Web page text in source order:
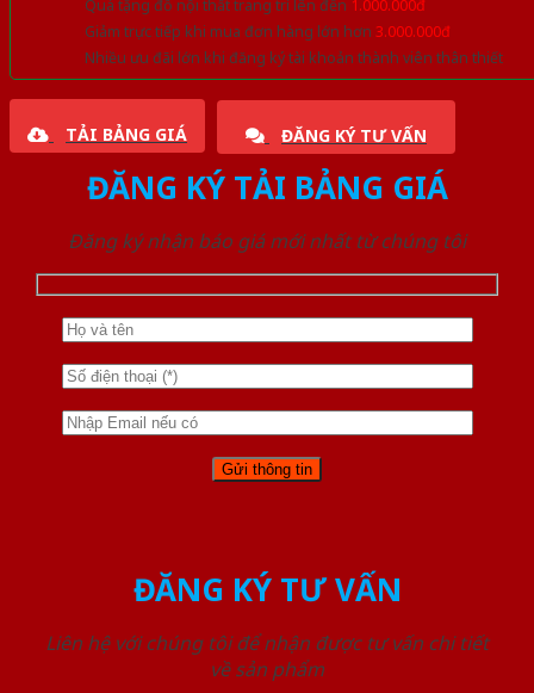
Quà tặng đồ nội thất trang trí lên đến 1.000.000đ
Giảm trực tiếp khi mua đơn hàng lớn hơn 3.000.000đ
Nhiều ưu đãi lớn khi đăng ký tài khoản thành viên thân thiết
TẢI BẢNG GIÁ ĐĂNG KÝ TƯ VẤN
ĐĂNG KÝ TẢI BẢNG GIÁ
Đăng ký nhận báo giá mới nhất từ chúng tôi
ĐĂNG KÝ TƯ VẤN
Liên hệ với chúng tôi để nhận được tư vấn chi tiết
về sản phẩm